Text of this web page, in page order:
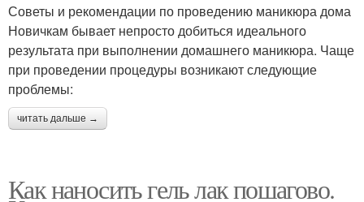
Советы и рекомендации по проведению маникюра дома
Новичкам бывает непросто добиться идеального
результата при выполнении домашнего маникюра. Чаще
при проведении процедуры возникают следующие
проблемы:
читать дальше →
Как наносить гель лак пошагово.